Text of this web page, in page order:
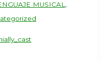
MUSICAL,